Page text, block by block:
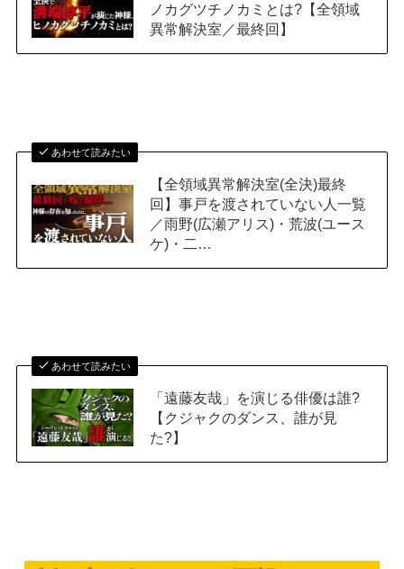
ノカグツチノカミとは?【全領域
異常解決室／最終回】
あわせて読みたい
【全領域異常解決室(全決)最終
回】事戸を渡されていない人一覧
／雨野(広瀬アリス)・荒波(ユース
ケ)・二…
あわせて読みたい
「遠藤友哉」を演じる俳優は誰?
【クジャクのダンス、誰が見
た?】